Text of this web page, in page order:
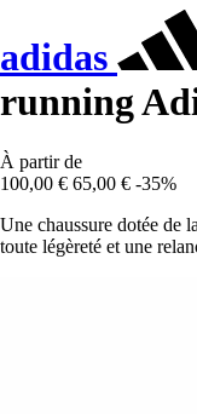
adidas
running
À partir de
100,00 € 65,00 € -35%
Une chaussure dotée de
toute légèreté et une